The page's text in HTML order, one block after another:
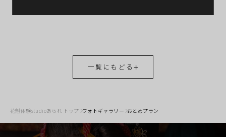
一覧にもどる
花魁体験studioあられ トップ フォトギャラリー おとめプラン